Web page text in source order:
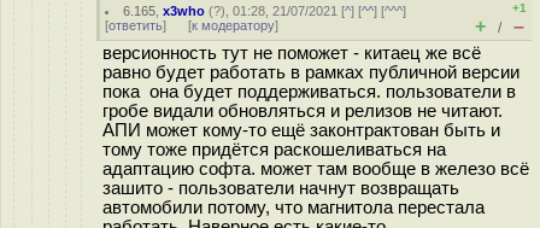
6.165 ,x3who (?), 01:28, 21/07/2021 [^] [^^] [^^^]
[ответить] [к модератору]
+1
+ / –
версионность тут не поможет - китаец же всё
равно будет работать в рамках публичной версии
пока она будет поддерживаться. пользователи в
гробе видали обновляться и релизов не читают.
АПИ может кому-то ещё законтрактован быть и
тому тоже придётся раскошеливаться на
адаптацию софта. может там вообще в железо всё
зашито - пользователи начнут возвращать
автомобили потому, что магнитола перестала